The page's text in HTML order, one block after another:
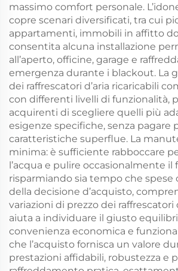
massimo comfort personale.
copre scenari diversificati, tra cui
appartamenti, immobili in affitto
consentita alcuna installazione
all’aperto, officine, garage e
emergenza durante i blackout. La
dei raffrescatori d’aria ricaricabili
con differenti livelli di funzionalità,
acquirenti di scegliere quelli più
esigenze specifiche, senza pagare
caratteristiche superflue. La
minima: è sufficiente rabboccare
l’acqua e pulire occasionalmente il
risparmiando sia tempo che spese
della decisione d’acquisto,
variazioni di prezzo dei raffrescatori
aiuta a individuare il giusto
convenienza economica e
che l’acquisto fornisca un valore
prestazioni affidabili, robustezza e